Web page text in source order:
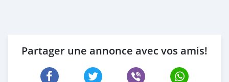
Partager une annonce avec vos amis!